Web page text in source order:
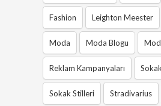
Fashion Leighton Meester
Moda Moda Blogu
Reklam Kampanyaları
Sokak Stilleri Stradivarius